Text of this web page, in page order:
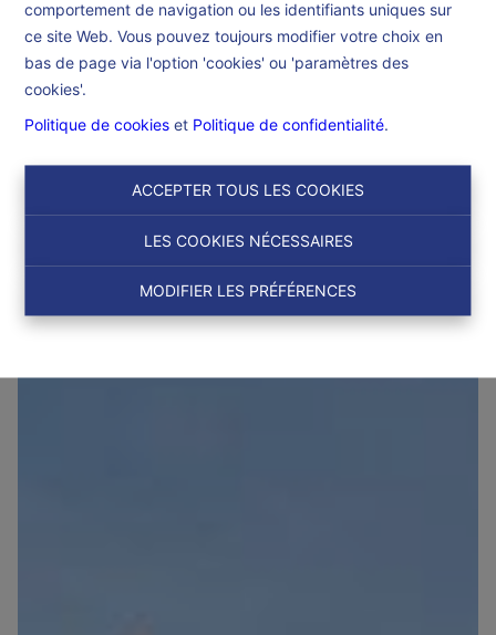
comportement de navigation ou les identifiants uniques sur
ce site Web. Vous pouvez toujours modifier votre choix en
bas de page via l'option 'cookies' ou 'paramètres des
cookies'.
Politique de cookies et Politique de confidentialité.
ACCEPTER TOUS LES COOKIES
LES COOKIES NÉCESSAIRES
MODIFIER LES PRÉFÉRENCES
Accueil Références
Très grand terrain de
18 ares!
7330 Saint-Ghislain Ref: 6559 € 175.000